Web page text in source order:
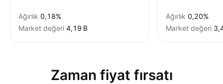
Ağırlık 0,18%
Market değeri ‪4,19 B‬
Ağırlık 0,20%
Market değeri
Zaman fiyat fırsatı